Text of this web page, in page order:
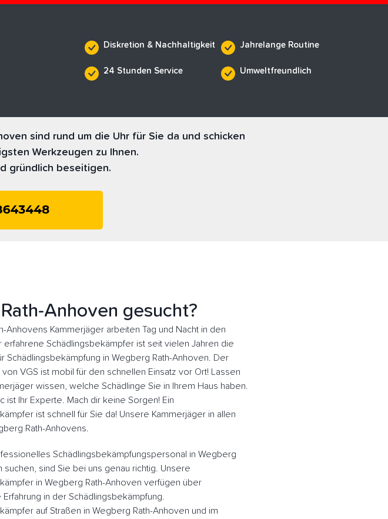
Diskretion & Nachhaltigkeit
24 Stunden Service
Jahrelange Routine
Umweltfreundlich
sind rund um die Uhr für Sie da und schicken
Werkzeugen zu Ihnen.
gründlich beseitigen.
Anhoven gesucht?
Anhovens Kammerjäger arbeiten Tag und Nacht in den
erfahrene Schädlingsbekämpfer ist seit vielen Jahren die
Schädlingsbekämpfung in Wegberg Rath-Anhoven. Der
VGS ist mobil für den schnellen Einsatz vor Ort! Lassen
wissen, welche Schädlinge Sie in Ihrem Haus haben.
ist Ihr Experte. Mach dir keine Sorgen! Ein
ist schnell für Sie da! Unsere Kammerjäger in allen
Rath-Anhovens.
Schädlingsbekämpfungspersonal in Wegberg
suchen, sind Sie bei uns genau richtig. Unsere
in Wegberg Rath-Anhoven verfügen über
in der Schädlingsbekämpfung.
auf Straßen in Wegberg Rath-Anhoven und im